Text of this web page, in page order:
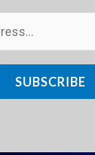
SUBSCRIBE